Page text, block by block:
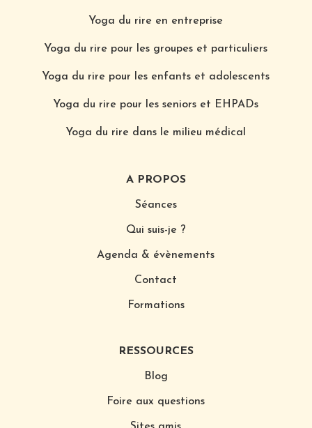
Yoga du rire en entreprise
Yoga du rire pour les groupes et particuliers
Yoga du rire pour les enfants et adolescents
Yoga du rire pour les seniors et EHPADs
Yoga du rire dans le milieu médical
A PROPOS
Séances
Qui suis-je ?
Agenda & évènements
Contact
Formations
RESSOURCES
Blog
Foire aux questions